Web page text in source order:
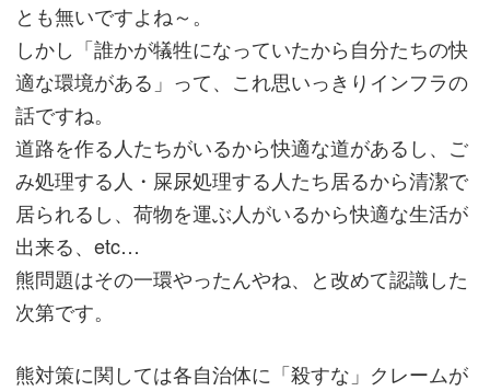
とも無いですよね～。
しかし「誰かが犠牲になっていたから自分たちの快
適な環境がある」って、これ思いっきりインフラの
話ですね。
道路を作る人たちがいるから快適な道があるし、ご
み処理する人・屎尿処理する人たち居るから清潔で
居られるし、荷物を運ぶ人がいるから快適な生活が
出来る、etc…
熊問題はその一環やったんやね、と改めて認識した
次第です。
熊対策に関しては各自治体に「殺すな」クレームが